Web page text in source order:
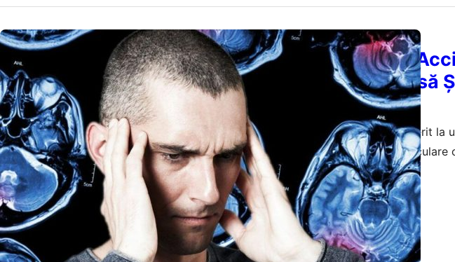
NOUTATI MEDICALE
Simptomele Rare ale
Cerebral: Ce Trebuie să
Sănătatea
Un simptom rar al AVC-ului, descoperit
cunoștințele despre accidentele vasculare
byEchipa Editoriala16 februarie 2026